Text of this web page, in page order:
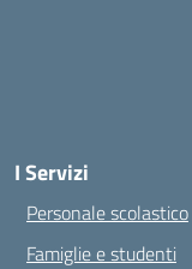
I Servizi
Personale scolastico
Famiglie e studenti